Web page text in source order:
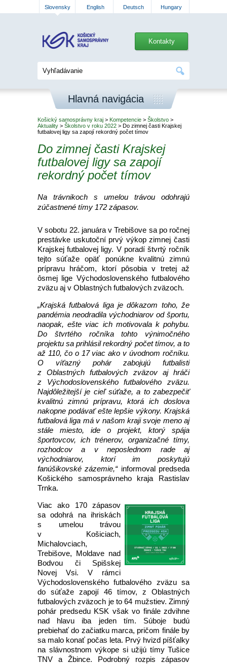
Slovensky English Deutsch Hungary
Kontakty
Hlavná navigácia
Košický samosprávny kraj > Kompetencie > Školstvo >
Aktuality > Školstvo v roku 2022 > Do zimnej časti Krajskej
futbalovej ligy sa zapojí rekordný počet tímov
Do zimnej časti Krajskej
futbalovej ligy sa zapojí
rekordný počet tímov
Na trávnikoch s umelou trávou odohrajú
zúčastnené tímy 172 zápasov.
V sobotu 22. januára v Trebišove sa po ročnej
prestávke uskutoční prvý výkop zimnej časti
Krajskej futbalovej ligy. V poradí štvrtý ročník
tejto súťaže opäť ponúkne kvalitnú zimnú
prípravu hráčom, ktorí pôsobia v tretej až
ôsmej lige Východoslovenského futbalového
zväzu aj v Oblastných futbalových zväzoch.
„Krajská futbalová liga je dôkazom toho, že
pandémia neodradila východniarov od športu,
naopak, ešte viac ich motivovala k pohybu.
Do štvrtého ročníka tohto výnimočného
projektu sa prihlásil rekordný počet tímov, a to
až 110, čo o 17 viac ako v úvodnom ročníku.
O víťazný pohár zabojujú futbalisti
z Oblastných futbalových zväzov aj hráči
z Východoslovenského futbalového zväzu.
Najdôležitejší je cieľ súťaže, a to zabezpečiť
kvalitnú zimnú prípravu, ktorá ich doslova
nakopne podávať ešte lepšie výkony. Krajská
futbalová liga má v našom kraji svoje meno aj
stále miesto, ide o projekt, ktorý spája
športovcov, ich trénerov, organizačné tímy,
rozhodcov a v neposlednom rade aj
východniarov, ktorí im poskytujú
fanúšikovské zázemie,“informoval predseda
Košického samosprávneho kraja Rastislav
Trnka.
Viac ako 170 zápasov
sa odohrá na ihriskách
s umelou trávou
v Košiciach,
Michalovciach,
Trebišove, Moldave nad
Bodvou či Spišskej
Novej Vsi. V rámci
Východoslovenského futbalového zväzu sa
do súťaže zapojí 46 tímov, z Oblastných
futbalových zväzoch je to 64 mužstiev. Zimný
pohár predsedu KSK však vo finále zdvihne
nad hlavu iba jeden tím. Súboje budú
prebiehať do začiatku marca, pričom finále by
sa malo konať počas leta. Prvý hvizd píšťalky
na slávnostnom výkope si užijú tímy Tušice
TNV a Žbince. Podrobný rozpis zápasov